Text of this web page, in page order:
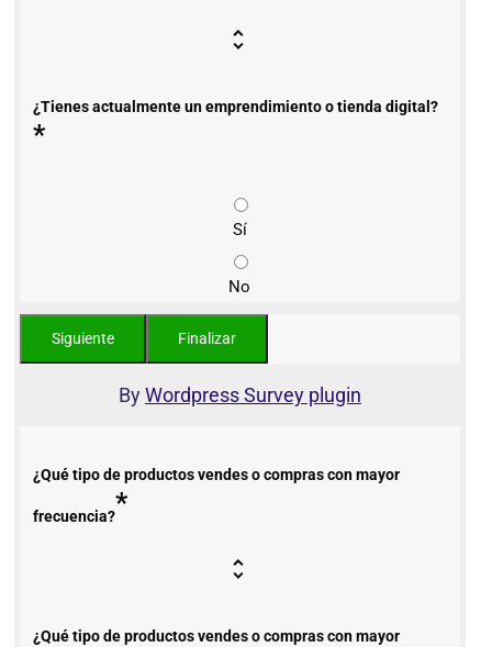
¿Tienes actualmente un emprendimiento o tienda digital?
*
Sí
No
ByWordpress Survey plugin
¿Qué tipo de productos vendes o compras con mayor
frecuencia?*
¿Qué tipo de productos vendes o compras con mayor